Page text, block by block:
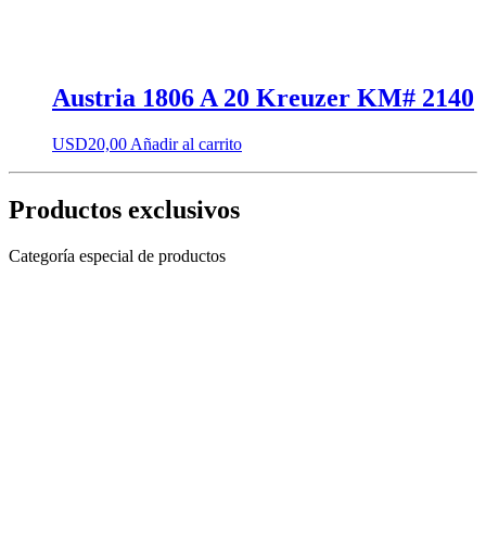
Austria 1806 A 20 Kreuzer KM# 2140
USD20,00 Añadir al carrito
Productos exclusivos
Categoría especial de productos